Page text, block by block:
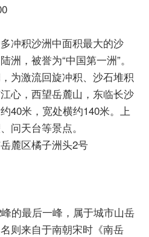
积沙洲中面积最大的沙
，被誉为“中国第一洲”。
为激流回旋冲积、沙石堆积
心，西望岳麓山，东临长沙
40米，宽处横约140米。上
问天台等景点。
麓区橘子洲头2号
最后一峰，属于城市山岳
则来自于南朝宋时《南岳